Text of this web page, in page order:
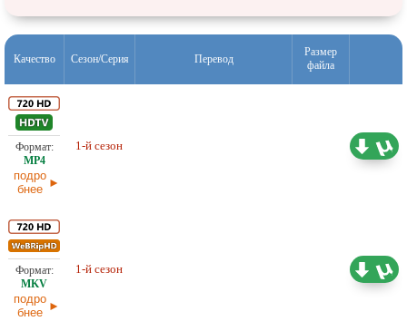
Качество Сезон/Серия Перевод
Размер
файла
подро
бнее
1-й сезон
подро
бнее
1-й сезон